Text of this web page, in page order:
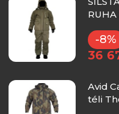
RUHA
-8%
36
Avid
téli